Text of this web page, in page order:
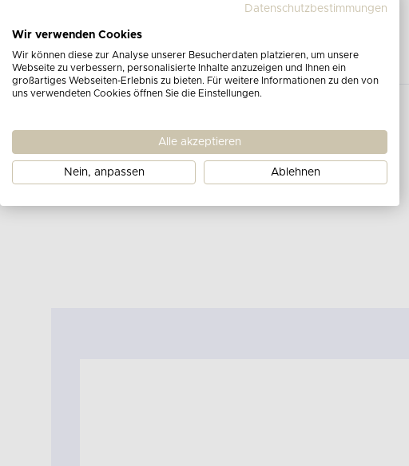
Lauf und schützen den Boden vor Kratzern.
Gesamte Produktbeschreibung ansehen
Datenschutzbestimmungen
Wir verwenden Cookies
Wir können diese zur Analyse unserer Besucherdaten platzieren, um unsere
Webseite zu verbessern, personalisierte Inhalte anzuzeigen und Ihnen ein
großartiges Webseiten-Erlebnis zu bieten. Für weitere Informationen zu den von
uns verwendeten Cookies öffnen Sie die Einstellungen.
Alle akzeptieren
Nein, anpassen Ablehnen